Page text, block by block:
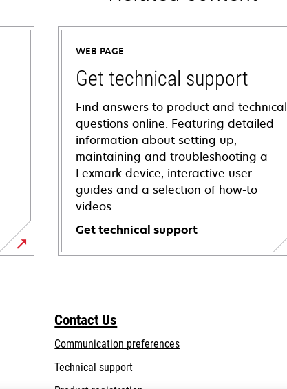
WEB PAGE
Get technical support
Find answers to product and technical
questions online. Featuring detailed
information about setting up,
maintaining and troubleshooting a
Lexmark device, interactive user
guides and a selection of how-to
videos.
Get technical support
opens
tab
Contact Us
Communication preferences
Technical supportopens